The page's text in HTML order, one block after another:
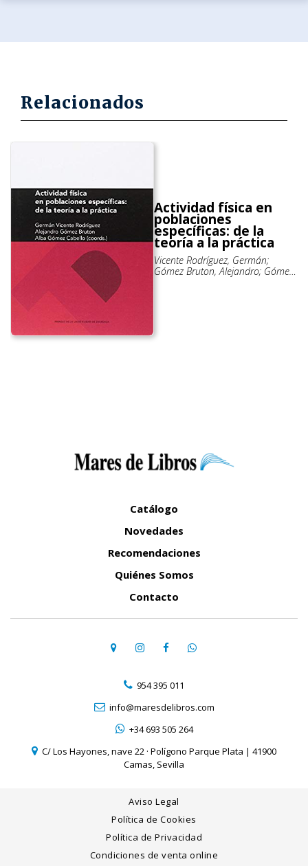
Relacionados
Actividad física en
poblaciones
específicas: de la
teoría a la práctica
Vicente Rodríguez, Germán;
Gómez Bruton, Alejandro; Gómez
Catálogo
Novedades
Recomendaciones
Quiénes Somos
Contacto
954 395 011
info@maresdelibros.com
+34 693 505 264
C/ Los Hayones, nave 22 · Polígono Parque Plata | 41900
Camas, Sevilla
Aviso Legal
Política de Cookies
Política de Privacidad
Condiciones de venta online